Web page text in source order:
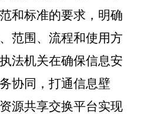
和标准的要求，明确
范围、流程和使用方
法机关在确保信息安
协同，打通信息壁
源共享交换平台实现